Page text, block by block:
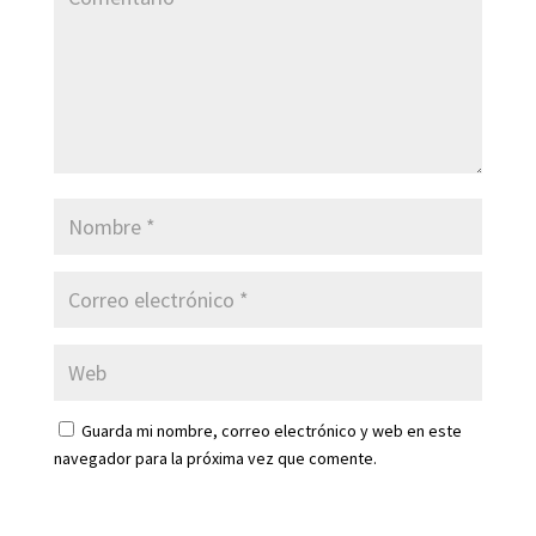
Guarda mi nombre, correo electrónico y web en este
navegador para la próxima vez que comente.